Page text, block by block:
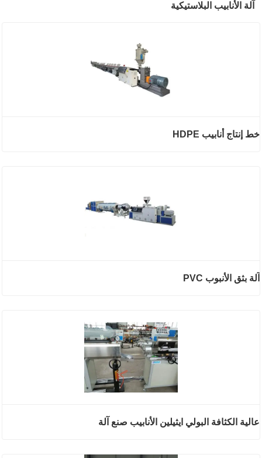
آلة الأنابيب البلاستيكية
خط إنتاج أنابيب HDPE
آلة بثق الأنبوب PVC
عالية الكثافة البولي ايثيلين الأنابيب صنع آلة